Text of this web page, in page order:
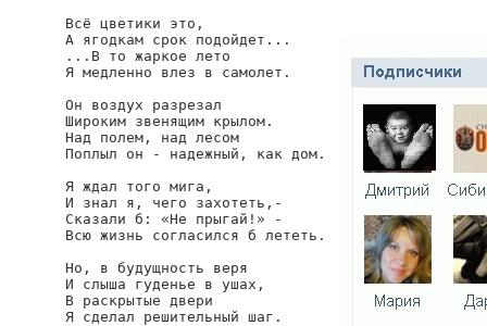
Всё цветики это,
А ягодкам срок подойдет...
...В то жаркое лето
Я медленно влез в самолет.
Он воздух разрезал
Широким звенящим крылом.
Над полем, над лесом
Поплыл он - надежный, как дом.
Я ждал того мига,
И знал я, чего захотеть,-
Сказали б: «Не прыгай!» -
Всю жизнь согласился б лететь.
Но, в будущность веря
И слыша гуденье в ушах,
В раскрытые двери
Я сделал решительный шаг.